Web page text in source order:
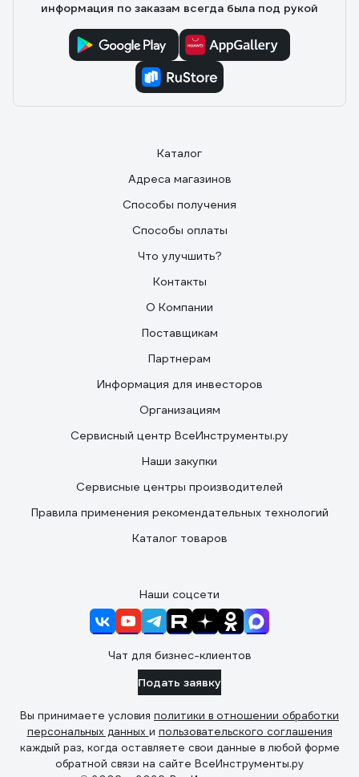
информация по заказам всегда была под рукой
Каталог
Адреса магазинов
Способы получения
Способы оплаты
Что улучшить?
Контакты
О Компании
Поставщикам
Партнерам
Информация для инвесторов
Организациям
Сервисный центр ВсеИнструменты.ру
Наши закупки
Сервисные центры производителей
Правила применения рекомендательных технологий
Каталог товаров
Наши соцсети
Чат для бизнес-клиентов
Подать заявку
Вы принимаете условия политики в отношении обработки
персональных данных и пользовательского соглашения
каждый раз, когда оставляете свои данные в любой форме
обратной связи на сайте ВсеИнструменты.ру